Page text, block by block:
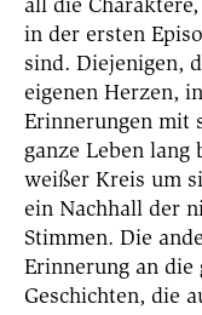
in der ersten
sind. Diejenigen,
eigenen Herzen,
Erinnerungen mit
ganze Leben
weißer Kreis um
ein Nachhall der
Stimmen. Die
Erinnerung an die
Geschichten, die